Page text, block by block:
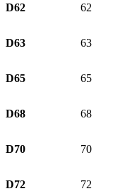
D62 62
D63 63
D65 65
D68 68
D70 70
D72 72